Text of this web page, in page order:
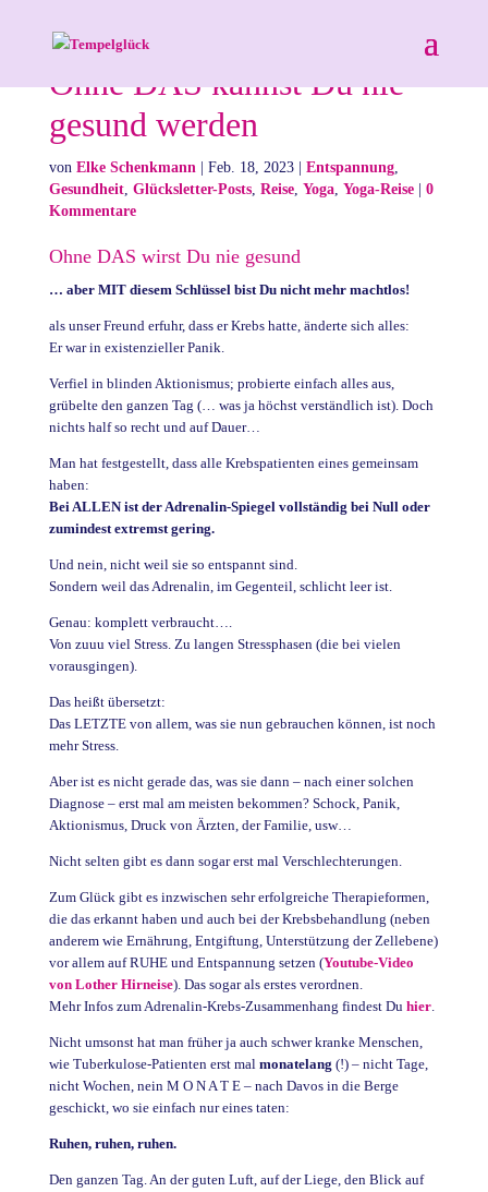
Ohne DAS kannst Du nie
gesund werden
von Elke Schenkmann| Feb. 18, 2023| Entspannung,
Gesundheit, Glücksletter-Posts, Reise, Yoga, Yoga-Reise| 0
Kommentare
Ohne DAS wirst Du nie gesund
… aber MIT diesem Schlüssel bist Du nicht mehr machtlos!
als unser Freund erfuhr, dass er Krebs hatte, änderte sich alles:
Er war in existenzieller Panik.
Verfiel in blinden Aktionismus; probierte einfach alles aus,
grübelte den ganzen Tag (… was ja höchst verständlich ist). Doch
nichts half so recht und auf Dauer…
Man hat festgestellt, dass alle Krebspatienten eines gemeinsam
haben:
Bei ALLEN ist der Adrenalin-Spiegel vollständig bei Null oder
zumindest extremst gering.
Und nein, nicht weil sie so entspannt sind.
Sondern weil das Adrenalin, im Gegenteil, schlicht leer ist.
Genau: komplett verbraucht….
Von zuuu viel Stress. Zu langen Stressphasen (die bei vielen
vorausgingen).
Das heißt übersetzt:
Das LETZTE von allem, was sie nun gebrauchen können, ist noch
mehr Stress.
Aber ist es nicht gerade das, was sie dann – nach einer solchen
Diagnose – erst mal am meisten bekommen? Schock, Panik,
Aktionismus, Druck von Ärzten, der Familie, usw…
Nicht selten gibt es dann sogar erst mal Verschlechterungen.
Zum Glück gibt es inzwischen sehr erfolgreiche Therapieformen,
die das erkannt haben und auch bei der Krebsbehandlung (neben
anderem wie Ernährung, Entgiftung, Unterstützung der Zellebene)
vor allem auf RUHE und Entspannung setzen (Youtube-Video
von Lother Hirneise). Das sogar als erstes verordnen.
Mehr Infos zum Adrenalin-Krebs-Zusammenhang findest Du hier.
Nicht umsonst hat man früher ja auch schwer kranke Menschen,
wie Tuberkulose-Patienten erst mal monatelang (!) – nicht Tage,
nicht Wochen, nein M O N A T E – nach Davos in die Berge
geschickt, wo sie einfach nur eines taten:
Ruhen, ruhen, ruhen.
Den ganzen Tag. An der guten Luft, auf der Liege, den Blick auf